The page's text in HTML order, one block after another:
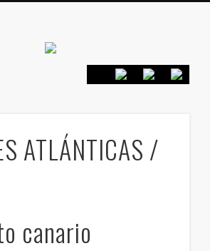
positivo
ATLÁNTICAS /
canario